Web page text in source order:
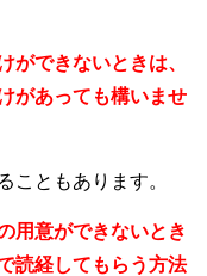
ができないときは、
があっても構いませ
こともあります。
用意ができないとき
読経してもらう方法